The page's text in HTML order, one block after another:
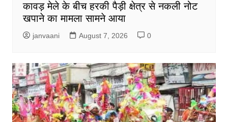
कावड़ मेले के बीच हरकी पैड़ी क्षेत्र से नकली नोट
खपाने का मामला सामने आया
janvaani August 7, 2026 0